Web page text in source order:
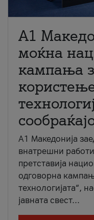
A1
моќна
кампања
A1 Македонија
внатрешни
претставија
одговорна
технологијата“,
јавната свест...